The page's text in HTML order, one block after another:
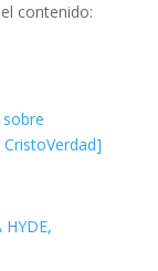
contenido:
sobre